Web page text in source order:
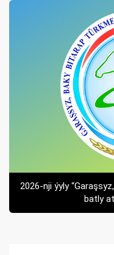
2026-nji ýyly
batly